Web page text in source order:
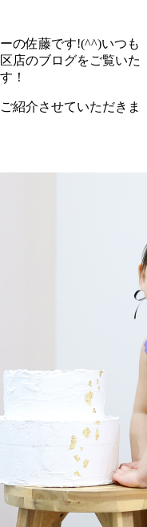
の佐藤です!(^^)いつも
店のブログをご覧いた
！
紹介させていただきま